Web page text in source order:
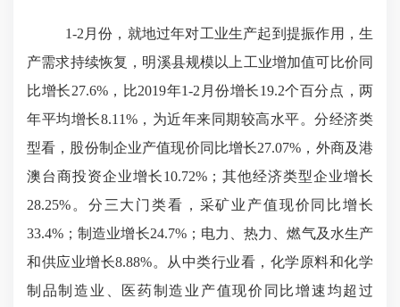
1-2月份，就地过年对工业生产起到提振作用，生
产需求持续恢复，明溪县规模以上工业增加值可比价同
比增长27.6%，比2019年1-2月份增长19.2个百分点，两
年平均增长8.11%，为近年来同期较高水平。分经济类
型看，股份制企业产值现价同比增长27.07%，外商及港
澳台商投资企业增长10.72%；其他经济类型企业增长
28.25%。分三大门类看，采矿业产值现价同比增长
33.4%；制造业增长24.7%；电力、热力、燃气及水生产
和供应业增长8.88%。从中类行业看，化学原料和化学
制品制造业、医药制造业产值现价同比增速均超过